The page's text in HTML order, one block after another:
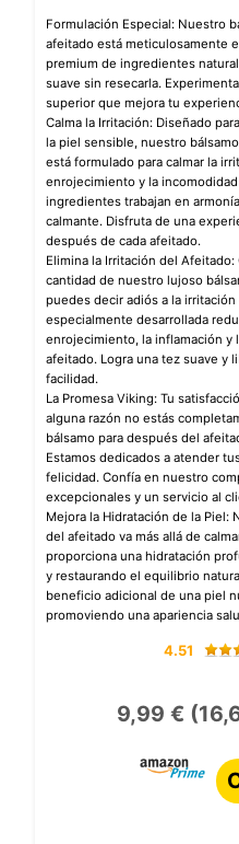
Formulación Especial: Nuestro
afeitado está meticulosamente
premium de ingredientes
suave sin resecarla.
superior que mejora tu
Calma la Irritación: Diseñado
la piel sensible, nuestro
está formulado para calmar la
enrojecimiento y la
ingredientes trabajan en
calmante. Disfruta de una
después de cada afeitado.
Elimina la Irritación del
cantidad de nuestro lujoso
puedes decir adiós a la
especialmente desarrollada
enrojecimiento, la inflamación y
afeitado. Logra una tez suave y
facilidad.
La Promesa Viking: Tu
alguna razón no estás
bálsamo para después del
Estamos dedicados a atender
felicidad. Confía en nuestro
excepcionales y un servicio al
Mejora la Hidratación de la Piel:
del afeitado va más allá de
proporciona una hidratación
y restaurando el equilibrio
beneficio adicional de una piel
promoviendo una apariencia
4.51
9,99 €